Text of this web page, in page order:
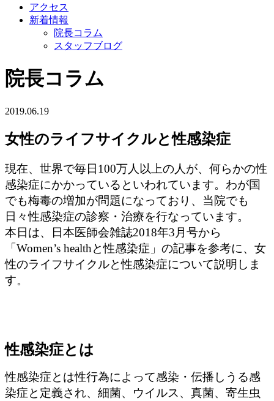
アクセス
新着情報
院長コラム
スタッフブログ
院長コラム
2019.06.19
女性のライフサイクルと性感染症
現在、世界で毎日100万人以上の人が、何らかの性
感染症にかかっているといわれています。わが国
でも梅毒の増加が問題になっており、当院でも
日々性感染症の診察・治療を行なっています。
本日は、日本医師会雑誌2018年3月号から
「Women’s healthと性感染症」の記事を参考に、女
性のライフサイクルと性感染症について説明しま
す。
性感染症とは
性感染症とは性行為によって感染・伝播しうる感
染症と定義され、細菌、ウイルス、真菌、寄生虫